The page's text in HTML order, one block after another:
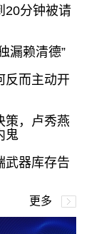
20分钟被请
漏赖清德”
反而主动开
策，卢秀燕
鬼
武器库存告
更多